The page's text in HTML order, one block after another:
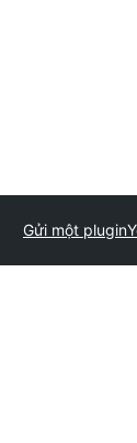
Gửi một plugin